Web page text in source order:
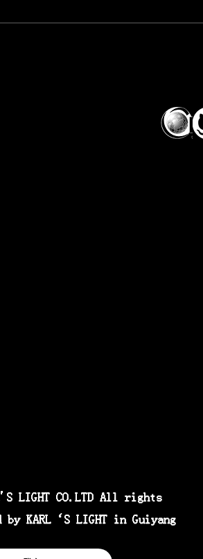
LIGHT CO.LTD All rights
KARL‘S LIGHT in Guiyang